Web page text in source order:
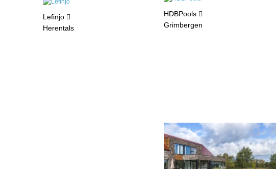
HDBPools
Grimbergen
Lefinjo
Herentals